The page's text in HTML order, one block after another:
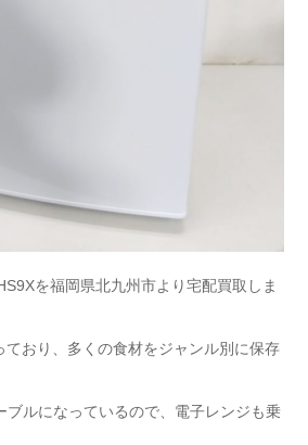
を福岡県北九州市より宅配買取しま
ており、多くの食材をジャンル別に保存
ルになっているので、電子レンジも乗